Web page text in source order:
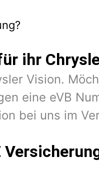
ihr
Vision.
eine eVB
bei uns im